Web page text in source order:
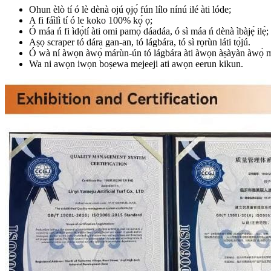
Ohun èlò tí ó lè dènà ojú ọjọ́ fún lílo nínú ilé àti lóde;
A fi fáìlì tí ó le koko 100% kọ́ ọ;
Ó máa ń fi ìdọ̀tí àti omi pamọ́ dáadáa, ó sì máa ń dènà ìbàjẹ́ ilẹ̀;
Aṣọ scraper tó dára gan-an, tó lágbára, tó sì rọrùn láti tọ́jú.
Ó wà ní àwọn àwọ̀ márùn-ún tó lágbára àti àwọn àṣàyàn àwọ̀
Wa ni awọn iwọn boṣewa mejeeji ati awọn eerun kikun.